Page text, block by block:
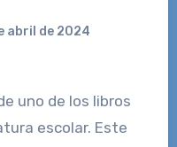
abril de 2024
uno de los libros
escolar. Este